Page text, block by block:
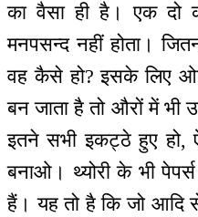
का वैसा ही है। एक दो
मनपसन्द नहीं होता।
वह कैसे हो? इसके लिए
बन जाता है तो औरों में भी
इतने सभी इकट्ठे हुए हो,
बनाओ। थ्योरी के भी
हैं। यह तो है कि जो आदि से